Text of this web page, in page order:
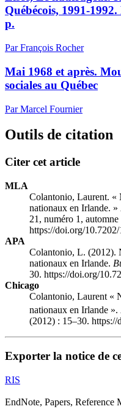
Québécois, 1991-
p.
Par François Rocher
Mai 1968 et après.
sociales au Québec
Par Marcel Fournier
Outils de citation
Citer cet article
MLA
Colantonio, Laurent. «
nationaux en Irlande. »
21, numéro 1,
https://doi.org/10.7202/
APA
Colantonio, L. (2012).
nationaux en Irlande.
30. https://doi.org/
Chicago
Colantonio, Laurent «
nationaux en Irlande ».
(2012) : 15–30.
Exporter la notice de
RIS
EndNote, Papers, Reference